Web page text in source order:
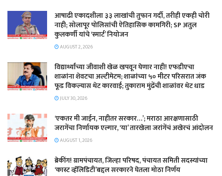
आषाढी एकादशीला ३३ लाखांची तुफान गर्दी, तरीही एकही चोरी
नाही; सोलापूर पोलिसांची ऐतिहासिक कामगिरी; SP अतुल
कुलकर्णी यांचे ‘स्मार्ट’ नियोजन
AUGUST 2, 2026
विद्यार्थ्यांच्या जीवाशी खेळ खपवून घेणार नाही! एफडीएचा
शाळांना शेवटचा अल्टीमेटम; शाळांच्या ५० मीटर परिसरात जंक
फूड विकल्यास थेट कारवाई; तुकाराम मुंढेंची शाळांवर थेट धाड
JULY 30, 2026
‘एकतर मी जाईन, नाहीतर सरकार…’; मराठा आरक्षणासाठी
जरागेंचा निर्णायक एल्गार, ‘या’ तारखेला जरांगेंचं अखेरचं आंदोलन
AUGUST 1, 2026
ब्रेकींग! ग्रामपंचायत, जिल्हा परिषद, पंचायत समिती सदस्यांच्या
‘कास्ट व्हॅलिडिटी’बद्दल सरकारने घेतला मोठा निर्णय